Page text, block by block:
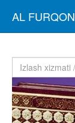
AL FURQON